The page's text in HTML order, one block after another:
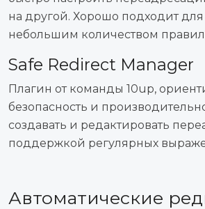
на другой. Хорошо подходит для
небольшим количеством
Safe Redirect Manager
Плагин от команды 10up,
безопасность и
создавать и редактировать
поддержкой регулярных
Автоматические